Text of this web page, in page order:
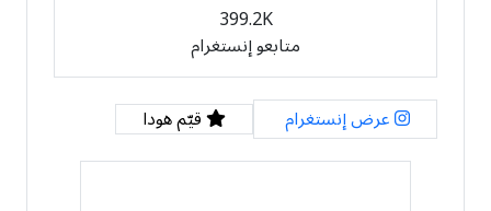
399.2K
متابعو إنستغرام
عرض إنستغرام
قيّم هودا